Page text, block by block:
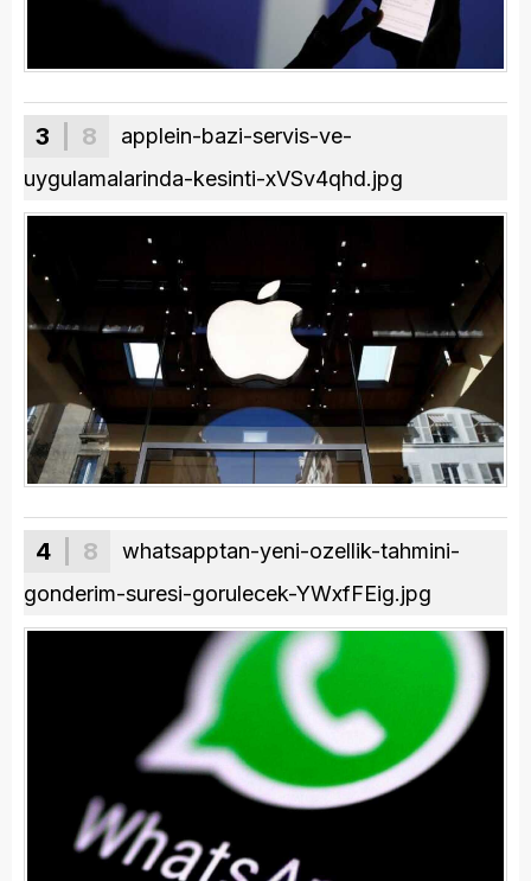
3 | 8
applein-bazi-servis-ve-
uygulamalarinda-kesinti-xVSv4qhd.jpg
4 | 8
whatsapptan-yeni-ozellik-tahmini-
gonderim-suresi-gorulecek-YWxfFEig.jpg